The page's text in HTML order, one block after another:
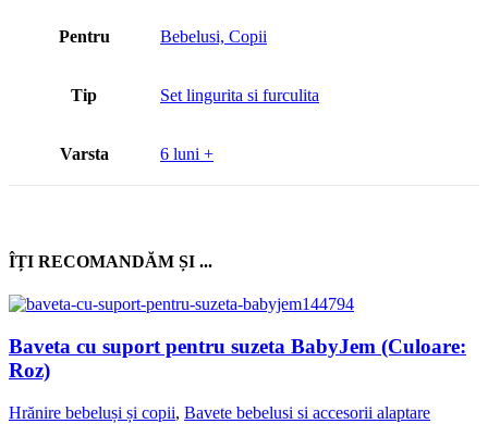
Pentru Bebelusi, Copii
Tip Set lingurita si furculita
Varsta 6 luni +
ÎȚI RECOMANDĂM ȘI ...
Baveta cu suport pentru suzeta BabyJem (Culoare:
Roz)
Hrănire bebeluși și copii, Bavete bebelusi si accesorii alaptare